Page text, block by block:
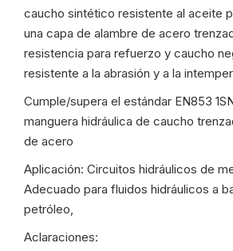
cantidad
caucho sintético resistente al aceite
una capa de alambre de acero
resistencia para refuerzo y caucho
resistente a la abrasión y a la
Cumple/supera el estándar EN853
manguera hidráulica de caucho
de acero
Aplicación: Circuitos hidráulicos de
Adecuado para fluidos hidráulicos a
petróleo,
Aclaraciones: